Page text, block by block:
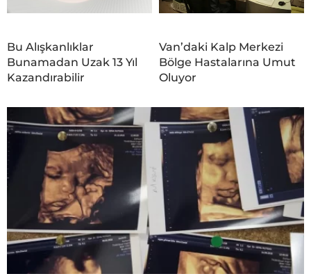
Bu Alışkanlıklar
Bunamadan Uzak 13 Yıl
Kazandırabilir
Van’daki Kalp Merkezi
Bölge Hastalarına Umut
Oluyor